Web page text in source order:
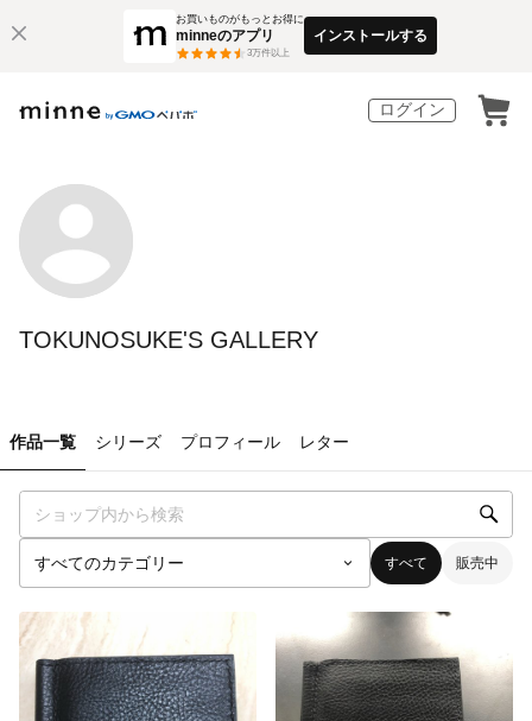
お買いものがもっとお得に
minneのアプリ
3万件以上
インストールする
ログイン
TOKUNOSUKE'S GALLERY
作品一覧 シリーズ プロフィール レター
すべて 販売中